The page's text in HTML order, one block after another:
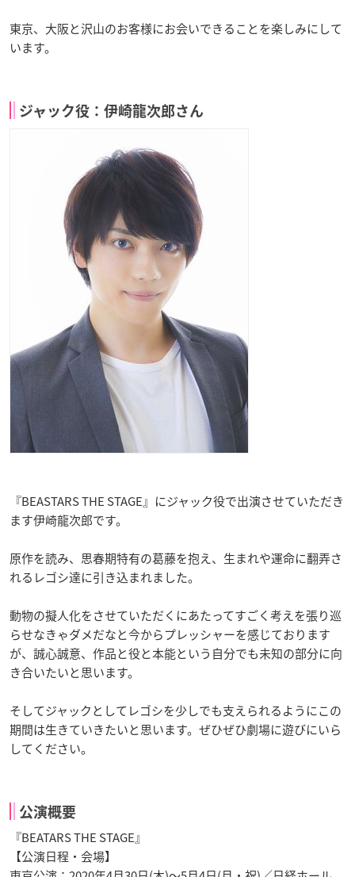
東京、大阪と沢山のお客様にお会いできることを楽しみにして
います。
ジャック役：伊崎龍次郎さん
『BEASTARS THE STAGE』にジャック役で出演させていただき
ます伊崎龍次郎です。
原作を読み、思春期特有の葛藤を抱え、生まれや運命に翻弄さ
れるレゴシ達に引き込まれました。
動物の擬人化をさせていただくにあたってすごく考えを張り巡
らせなきゃダメだなと今からプレッシャーを感じております
が、誠心誠意、作品と役と本能という自分でも未知の部分に向
き合いたいと思います。
そしてジャックとしてレゴシを少しでも支えられるようにこの
期間は生きていきたいと思います。ぜひぜひ劇場に遊びにいら
してください。
公演概要
『BEATARS THE STAGE』
【公演日程・会場】